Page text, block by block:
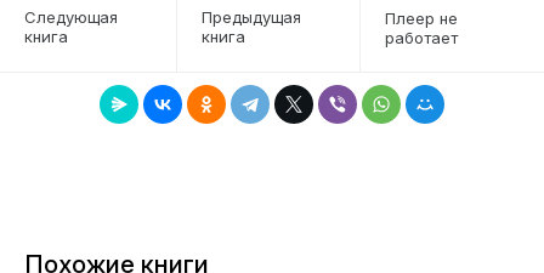
7
Следующая
книга
Предыдущая
книга
Плеер не
работает
Похожие книги